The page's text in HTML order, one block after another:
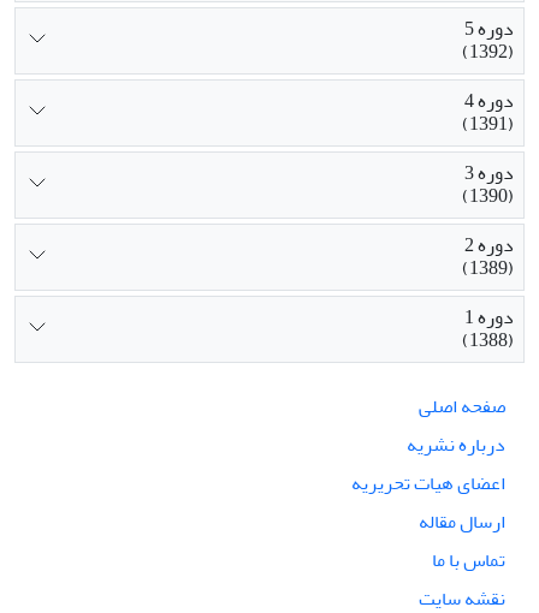
دوره 5
(1392)
دوره 4
(1391)
دوره 3
(1390)
دوره 2
(1389)
دوره 1
(1388)
صفحه اصلی
درباره نشریه
اعضای هیات تحریریه
ارسال مقاله
تماس با ما
نقشه سایت